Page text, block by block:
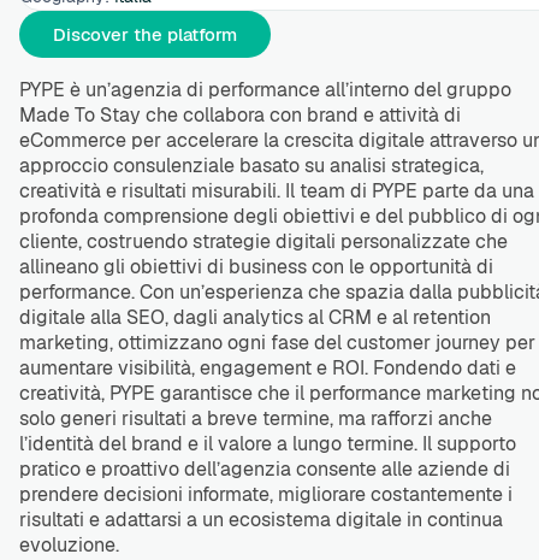
Discover the platform
PYPE è un’agenzia di performance all’interno del gruppo
Made To Stay che collabora con brand e attività di
eCommerce per accelerare la crescita digitale attraverso
approccio consulenziale basato su analisi strategica,
creatività e risultati misurabili. Il team di PYPE parte da una
profonda comprensione degli obiettivi e del pubblico di
cliente, costruendo strategie digitali personalizzate che
allineano gli obiettivi di business con le opportunità di
performance. Con un’esperienza che spazia dalla
digitale alla SEO, dagli analytics al CRM e al retention
marketing, ottimizzano ogni fase del customer journey per
aumentare visibilità, engagement e ROI. Fondendo dati e
creatività, PYPE garantisce che il performance marketing
solo generi risultati a breve termine, ma rafforzi anche
l’identità del brand e il valore a lungo termine. Il supporto
pratico e proattivo dell’agenzia consente alle aziende di
prendere decisioni informate, migliorare costantemente i
risultati e adattarsi a un ecosistema digitale in continua
evoluzione.